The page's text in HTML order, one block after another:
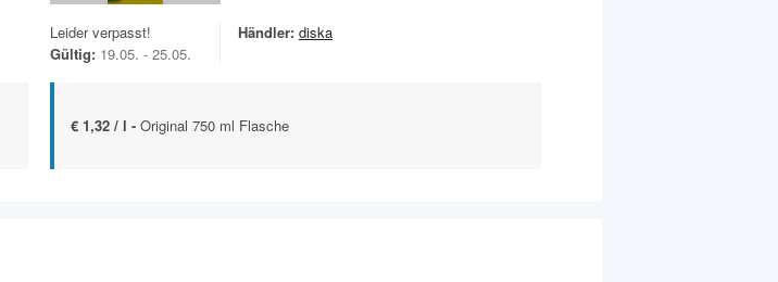
Leider verpasst!
Gültig: 19.05. - 25.05.
Händler: diska
€ 1,32 / l - Original 750 ml Flasche